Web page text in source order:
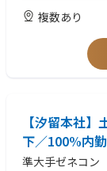
する調査、計画、
複数あり
【汐留本社
下／100%内
準大手ゼネコン